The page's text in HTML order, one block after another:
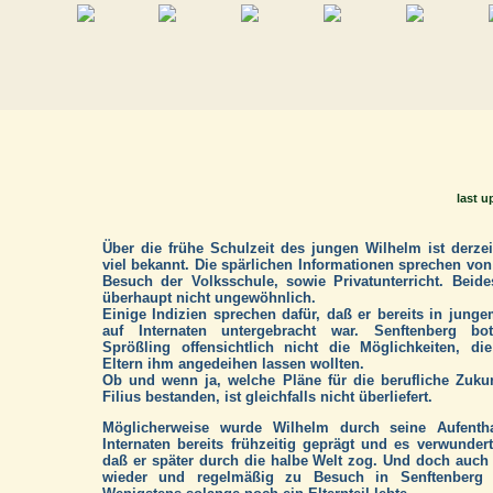
last
Über die frühe Schulzeit des jungen Wilhelm ist
viel bekannt. Die spärlichen Informationen sprechen
Besuch der Volksschule, sowie Privatunterricht.
überhaupt nicht ungewöhnlich.
Einige Indizien sprechen dafür, daß er bereits in
auf Internaten untergebracht war. Senftenberg
Sprößling offensichtlich nicht die Möglichkeiten,
Eltern ihm angedeihen lassen wollten.
Ob und wenn ja, welche Pläne für die berufliche
Filius bestanden, ist gleichfalls nicht überliefert.
Möglicherweise wurde Wilhelm durch seine
Internaten bereits frühzeitig geprägt und es
daß er später durch die halbe Welt zog. Und doch
wieder und regelmäßig zu Besuch in Senftenberg